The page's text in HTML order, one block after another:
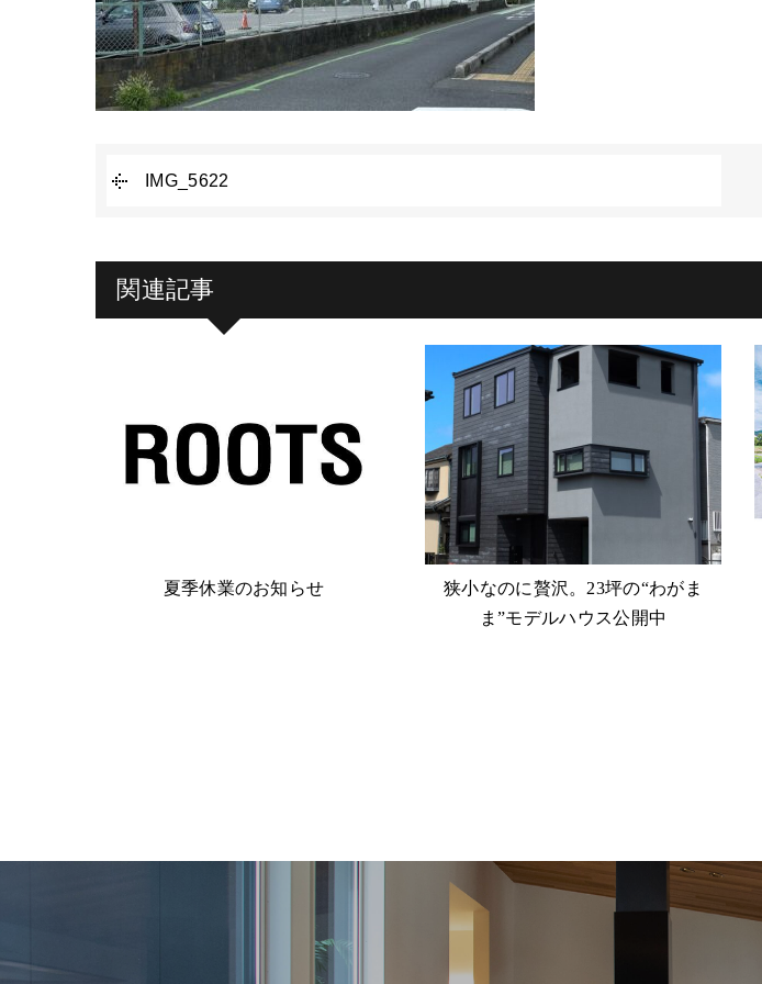
IMG_5622
関連記事
夏季休業のお知らせ
狭小なのに贅沢。23坪の“わがま
ま”モデルハウス公開中